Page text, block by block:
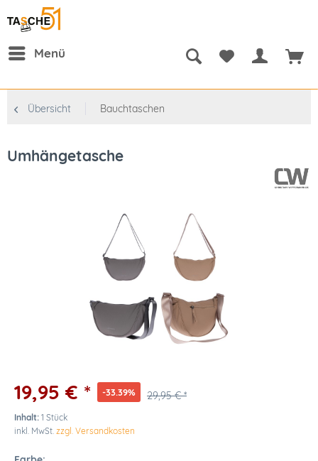
Menü
Übersicht Bauchtaschen
Umhängetasche
19,95 € * -33.39% 29,95 € *
Inhalt: 1 Stück
inkl. MwSt. zzgl. Versandkosten